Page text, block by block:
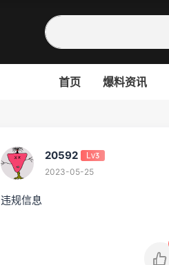
首页 爆料资讯
20592
Lv3
2023-05-25
违规信息